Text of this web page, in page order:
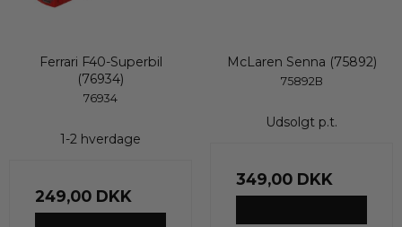
Ferrari F40-Superbil
(76934)
76934
1-2 hverdage
249,00 DKK
McLaren Senna (75892)
75892B
Udsolgt p.t.
349,00 DKK